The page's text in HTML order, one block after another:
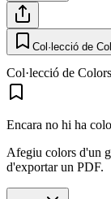
Col·lecció de
Col·lecció de Colors
Encara no hi ha
Afegiu colors d'un
d'exportar un PDF.